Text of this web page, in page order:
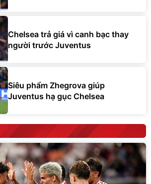
Chelsea trả giá vì canh bạc thay
người trước Juventus
Siêu phẩm Zhegrova giúp
Juventus hạ gục Chelsea